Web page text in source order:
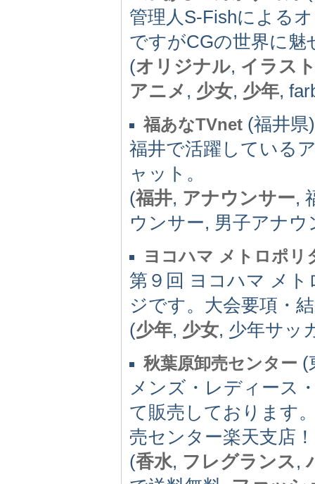
管理人S-Fishによる
ですがCGの世界に魅
(オリジナル, イラス
アニメ , 少女, 少年,
福あなTVnet (福井県
福井で活躍している
ャット。
(福井, アナウンサー,
ウンサー, 男子アナ
ヨコハマ メトロポリ
第９回 ヨコハマ メ
ジです。大会要項・
(少年, 少女, 少年サッ
秋葉原卸売センター (
メンズ・レディース
て販売しております
売センター楽天支店
(香水, フレグランス,